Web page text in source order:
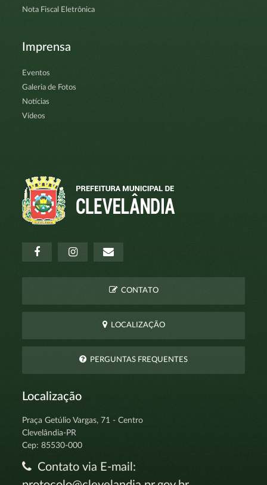
Nota Fiscal Eletrônica
Imprensa
Eventos
Galeria de Fotos
Notícias
Vídeos
CONTATO
LOCALIZAÇÃO
PERGUNTAS FREQUENTES
Localização
Praça Getúlio Vargas, 71 - Centro
Clevelândia-PR
Cep: 85530-000
Contato via E-mail: